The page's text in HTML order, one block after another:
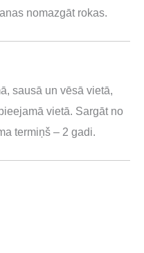
nomazgāt rokas.
sausā un vēsā vietā,
vietā. Sargāt no
termiņš – 2 gadi.